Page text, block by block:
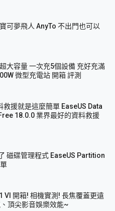
可夢飛人 AnyTo 不出門也可以
大容量 一次充5個設備 充好充滿
微型充電站 開箱 評測
救援就是這麼簡單 EaseUS Data
18.0.0 業界最好的資料救援
磁碟管理程式 EaseUS Partition
VI 開箱! 相機實測! 長焦覆蓋更遠
頂尖影音娛樂效能~